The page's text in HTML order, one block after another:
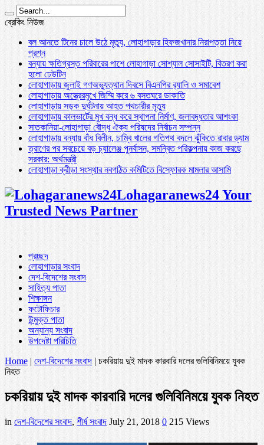
ব্রেকিং নিউজ
বল আনতে টিনের চালে উঠে মৃত্যু, লোহাগাড়ার হিফজখানার নিরাপত্তা নিয়ে
প্রশ্ন
বন্যায় ক্ষতিগ্রস্ত পরিবারের পাশে লোহাগাড়া সোশ্যাল সোসাইটি, বিতরণ করা
হলো ঢেউটিন
লোহাগাড়ায় জুলাই গণঅভ্যুত্থান দিবসে বিএনপির র‌্যালি ও সমাবেশ
লোহাগাড়ায় অস্ত্রেরমুখে জিম্মি করে ৬ বসতঘরে ডাকাতি
লোহাগাড়ায় সড়ক দুর্ঘটনায় আহত পথচারীর মৃত্যু
লোহাগাড়ায় কালভার্টের মুখ বন্ধ করে স্থাপনা নির্মাণ, জলাবদ্ধতার আশংকা
সাতকানিয়া-লোহাগাড়া বৌদ্ধ ঐক্য পরিষদের নির্বাচন সম্পন্ন
লোহাগাড়ায় বন্যায় বাঁধ বিলীন, চাম্বি খালের গতিপথ বদলে ঝুঁকিতে রাবার ড্যাম
ত্রাণের পর সবচেয়ে বড় চ্যালেঞ্জ পুনর্বাসন, সমন্বিত পরিকল্পনায় কাজ করছে
সরকার: অর্থমন্ত্রী
লোহাগাড়া ক্রীড়া সংস্থার নবগঠিত কমিটিতে বিস্ফোরক মামলার আসামি
Lohagaranews24 Your
Trusted News Partner
প্রচ্ছদ
লোহাগাড়ার সংবাদ
দেশ-বিদেশের সংবাদ
সাহিত্য পাতা
শিক্ষাঙ্গন
ফটোফিচার
উন্মুক্ত পাতা
অন্যান্য সংবাদ
উপদেষ্টা পরিচিতি
Home | দেশ-বিদেশের সংবাদ | চকরিয়ায় দুই মাদক কারবারি দলের গুলিবিনিময়ে যুবক
নিহত
চকরিয়ায় দুই মাদক কারবারি দলের গুলিবিনিময়ে যুবক নিহত
inদেশ-বিদেশের সংবাদ,শীর্ষ সংবাদ July 21, 2018 0 215 Views